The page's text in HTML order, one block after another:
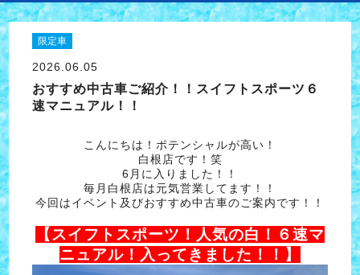
限定車
2026.06.05
おすすめ中古車ご紹介！！スイフトスポーツ６
速マニュアル！！
こんにちは！ポテンシャルが高い！
白根店です！笑
6月に入りました！！
毎月白根店は元気営業してます！！
今回はイベント及びおすすめ中古車のご案内です！！
【スイフトスポーツ！人気の白！６速マ
ニュアル！入ってきました！！】